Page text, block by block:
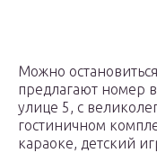
Можно
предлагают номер
улице 5, с
гостиничном
караоке, детский